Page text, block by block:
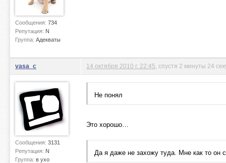
Сообщения: 734
Репутация: N
Группа: Адекваты
vasa_c
Сообщения: 3131
Репутация: N
Группа: в ухо
14 октября 2010 г. 22:45 , спустя 2 минуты 24
Не понял
Это хорошо…
Да я даже не захожу туда. Мне как то он